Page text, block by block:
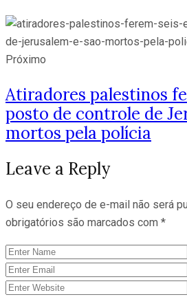
Próximo
Atiradores palestinos
posto de controle de
mortos pela polícia
Leave a Reply
O seu endereço de e-mail não será
obrigatórios são marcados com *